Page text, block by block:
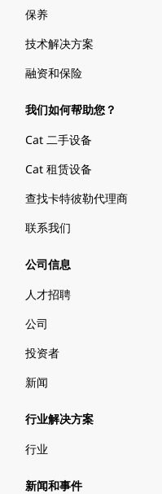
保养
技术解决方案
融资和保险
我们如何帮助您？
Cat 二手设备
Cat 租赁设备
查找卡特彼勒代理商
联系我们
公司信息
人才招聘
公司
投资者
新闻
行业解决方案
行业
新闻和事件